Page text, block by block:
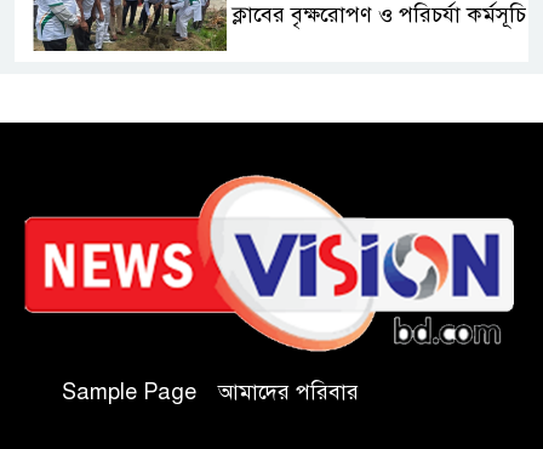
ক্লাবের বৃক্ষরোপণ ও পরিচর্যা কর্মসূচি
জামায়াত
কাল মহেশখালী দিয়ে শুরু
প্রধানমন্ত্রীর চট্টগ্রাম সফর
হল দখল করে অছাত্র ও সন্ত্রাসীদের
অভয়ারণ্য করা যাবে না-শিবির
Sample Page আমাদের পরিবার